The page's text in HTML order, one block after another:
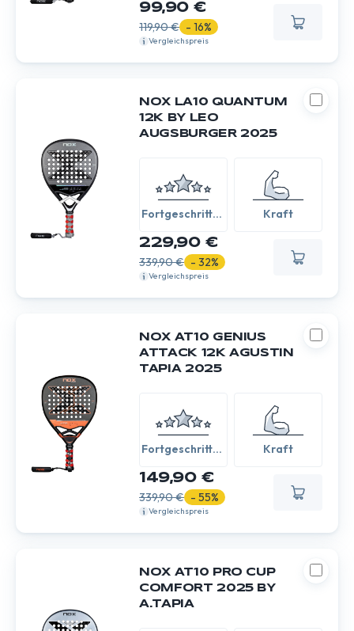
99,90 €
119,90 € - 16%
Vergleichspreis
NOX LA10 QUANTUM
12K BY LEO
AUGSBURGER 2025
Fortgeschritten
Kraft
229,90 €
339,90 € - 32%
Vergleichspreis
NOX AT10 GENIUS
ATTACK 12K AGUSTIN
TAPIA 2025
Fortgeschritten
Kraft
149,90 €
339,90 € - 55%
Vergleichspreis
NOX AT10 PRO CUP
COMFORT 2025 BY
A.TAPIA